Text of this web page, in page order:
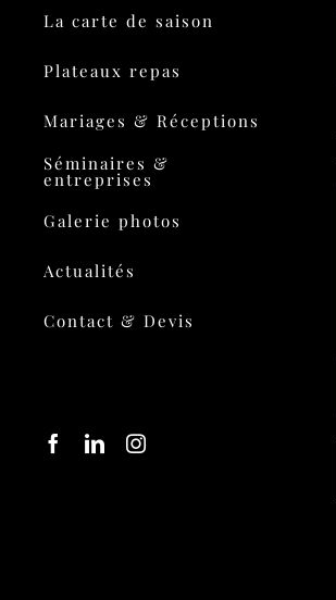
La carte de saison
Plateaux repas
Mariages & Réceptions
Séminaires &
entreprises
Galerie photos
Actualités
Contact & Devis